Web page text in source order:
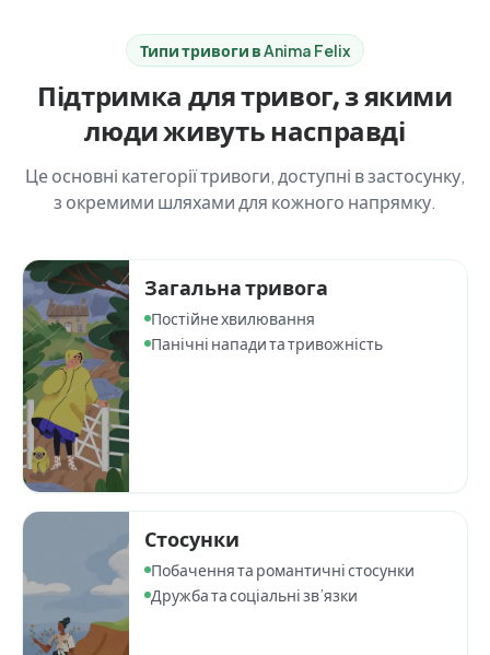
Типи тривоги в Anima Felix
Підтримка для тривог, з якими
люди живуть насправді
Це основні категорії тривоги, доступні в застосунку,
з окремими шляхами для кожного напрямку.
Загальна тривога
Постійне хвилювання
Панічні напади та тривожність
Стосунки
Побачення та романтичні стосунки
Дружба та соціальні зв’язки